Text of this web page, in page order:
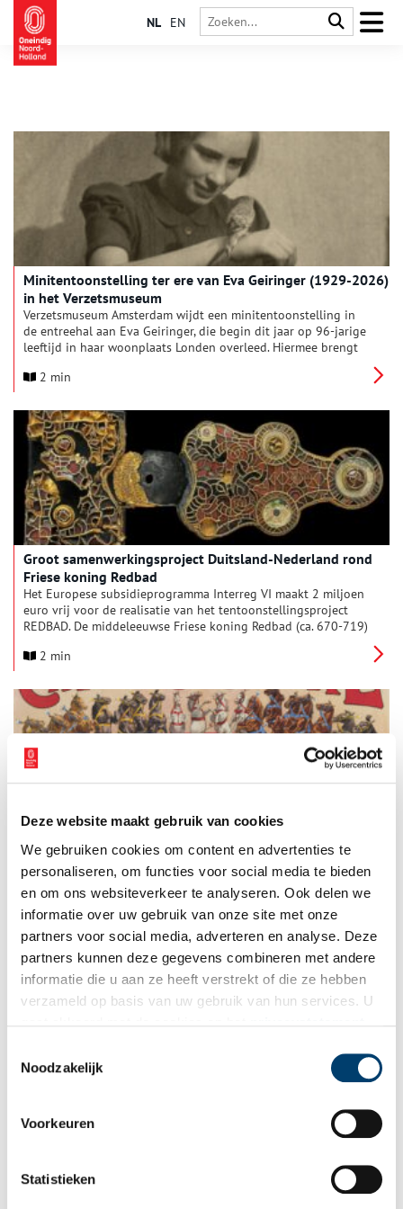
Deze website maakt gebruik van cookies
We gebruiken cookies om content en advertenties te
personaliseren, om functies voor social media te bieden
en om ons websiteverkeer te analyseren. Ook delen we
informatie over uw gebruik van onze site met onze
partners voor social media, adverteren en analyse. Deze
partners kunnen deze gegevens combineren met andere
informatie die u aan ze heeft verstrekt of die ze hebben
verzameld op basis van uw gebruik van hun services. U
Noodzakelijk
Voorkeuren
Statistieken
NL EN
Minitentoonstelling ter ere van Eva Geiringer (1929-2026)
in het Verzetsmuseum
Verzetsmuseum Amsterdam wijdt een minitentoonstelling in
de entreehal aan Eva Geiringer, die begin dit jaar op 96-jarige
leeftijd in haar woonplaats Londen overleed. Hiermee brengt
onvermoeibare inzet om de herinnering aan haar vader en
2 min
Groot samenwerkingsproject Duitsland-Nederland rond
Friese koning Redbad
Het Europese subsidieprogramma Interreg VI maakt 2 miljoen
euro vrij voor de realisatie van het tentoonstellingsproject
REDBAD. De middeleeuwse Friese koning Redbad (ca. 670-719)
Leeuwarden en Emden (Duitsland), in educatieprogramma’s in
publieksboek en in een ‘role playing game’.
2 min
Voor een bijzonder avondje uit ga je naar het Koninklijk
Theater Carré. Het klassieke gebouw aan de Amstel ademt een
grandeur uit van vervlogen tijden. Bij binnenkomst zorgen de
schitterende kroonluchters, rood fluwelen stoelen en
overdadige decoraties ervoor, dat je je even terug waant in de
negentiende eeuw. Het rijke interieur maakt het lastig om voor
te stellen dat hier vroeger paarden rondrenden en
circusartiesten de meest halsbrekende toeren uithaalden.
Kamp Schoorl: de tragische geschiedenis van de Schoorlse
natuurlijk nooit weg. Lekker een luchtje scheppen in de zon,
omringd door een uitgestrekt natuurgebied. Verschillende